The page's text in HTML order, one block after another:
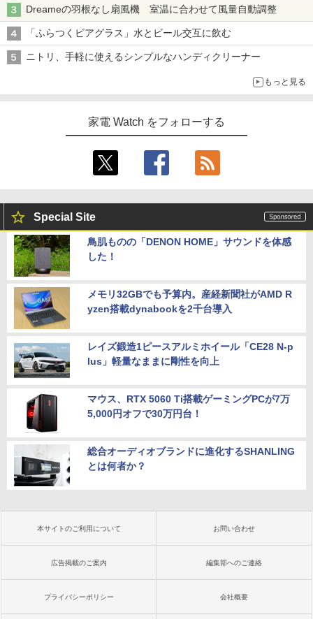
Dreameの羽根なし扇風機 室温に合わせて風量自動調整
「ふらつくビアグラス」水とビール交互に飲む
ニトリ、手軽に使えるシンプルなハンディクリーナー
もっと見る
家電 Watch をフォローする
Special Site
鳥肌ものの「DENON HOME」サウンドを体感
した！
メモリ32GBでも予算内。産経新聞社がAMD R
yzen搭載dynabookを2千台導入
レイズ鍛造1ピースアルミホイール「CE28 N-p
lus」軽量なままに剛性を向上
マウス、RTX 5060 Ti搭載ゲーミングPCが7万
5,000円オフで30万円台！
総合オーディオブランドに進化するSHANLING
とは何者か？
本サイトのご利用について お問い合わせ
広告掲載のご案内 編集部へのご連絡
プライバシーポリシー 会社概要